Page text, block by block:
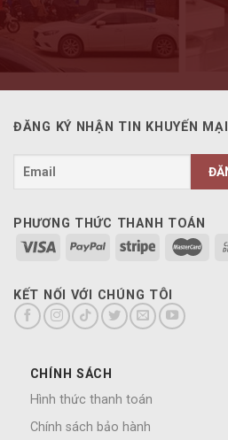
ĐĂNG KÝ NHẬN TIN KHUYẾN MẠI
PHƯƠNG THỨC THANH TOÁN
KẾT NỐI VỚI CHÚNG TÔI
CHÍNH SÁCH
Hình thức thanh toán
Chính sách bảo hành